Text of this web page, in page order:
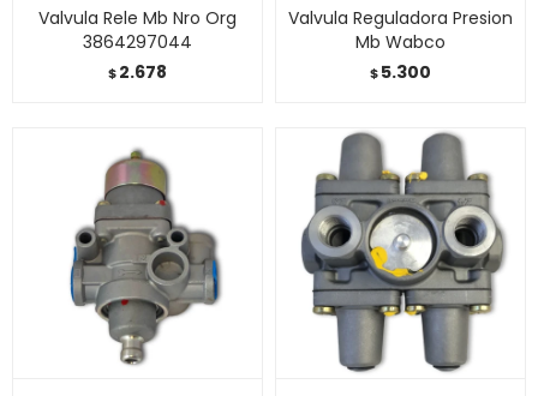
Valvula Rele Mb Nro Org
3864297044
$2.678
Valvula Reguladora Presion
Mb Wabco
$5.300